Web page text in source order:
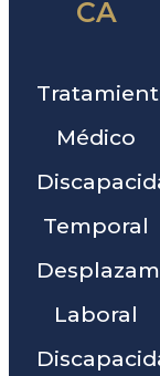
CA
Médico
Temporal
Laboral